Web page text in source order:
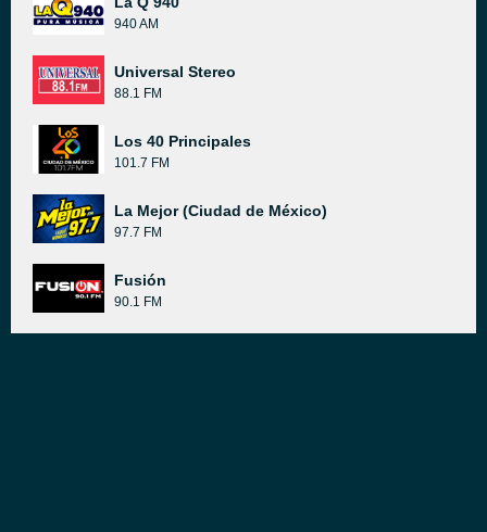
940 AM
Universal Stereo
88.1 FM
Los 40 Principales
101.7 FM
La Mejor (Ciudad de México)
97.7 FM
Fusión
90.1 FM